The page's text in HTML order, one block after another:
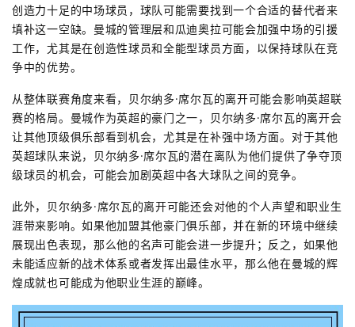
创造力十足的中场球员，球队可能需要找到一个合适的替代者来
填补这一空缺。曼城的管理层和瓜迪奥拉可能会加强中场的引援
工作，尤其是在创造性球员和全能型球员方面，以保持球队在竞
争中的优势。
从整体联赛角度来看，贝尔纳多·席尔瓦的离开可能会影响英超联
赛的格局。曼城作为英超的豪门之一，贝尔纳多·席尔瓦的离开会
让其他顶级俱乐部看到机会，尤其是在补强中场方面。对于其他
英超球队来说，贝尔纳多·席尔瓦的潜在离队为他们提供了争夺顶
级球员的机会，可能会加剧英超中各大球队之间的竞争。
此外，贝尔纳多·席尔瓦的离开可能还会对他的个人声望和职业生
涯带来影响。如果他加盟其他豪门俱乐部，并在新的环境中继续
展现出色表现，那么他的名声可能会进一步提升；反之，如果他
未能适应新的战术体系或者发挥出最佳水平，那么他在曼城的辉
煌成就也可能成为他职业生涯的巅峰。